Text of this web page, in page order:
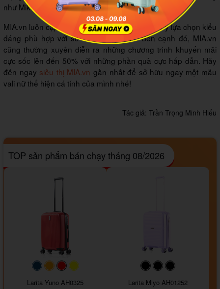
như Mikko, Cartinoe,…
MIA.vn luôn cập nhật mẫu vali mới cho bạn tuỳ ý lựa chọn kiểu
dáng phù hợp với sở thích của mình. Bên cạnh đó, MIA.vn
cũng thường xuyên diễn ra những chương trình khuyến mãi
cực sốc lên đến 50% với những phần quà cực hấp dẫn. Hãy
đến ngay siêu thị MIA.vn gần nhất để sở hữu ngay một mẫu
vali nữ thể hiện cá tính của mình nhé!
Tác giả: Trần Trọng Minh Hiếu
TOP sản phẩm bán chạy tháng 08/2026
#093f69#ffa500#FF0000
Larita Yuno AH0325
#000000#000000
Larita Miyo AH01252